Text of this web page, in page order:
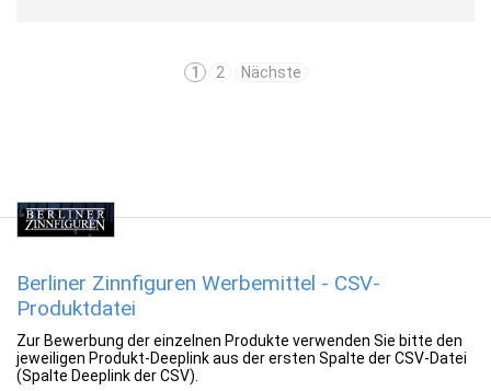
1 2 Nächste
Berliner Zinnfiguren Werbemittel - CSV-
Produktdatei
Zur Bewerbung der einzelnen Produkte verwenden Sie bitte den
jeweiligen Produkt-Deeplink aus der ersten Spalte der CSV-Datei
(Spalte Deeplink der CSV).